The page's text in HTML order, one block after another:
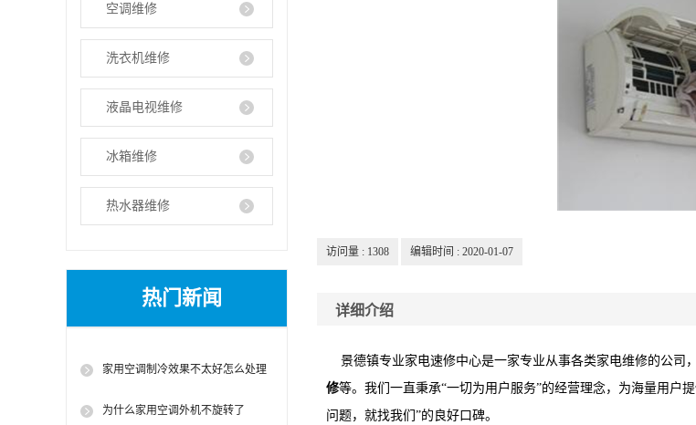
空调维修
洗衣机维修
液晶电视维修
冰箱维修
热水器维修
热门新闻
家用空调制冷效果不太好怎么处理
为什么家用空调外机不旋转了
访问量 : 1308 编辑时间 : 2020-01-07
详细介绍
景德镇专业家电速修中心是一家专业从事各类家电维修的公司
修等。我们一直秉承“一切为用户服务”的经营理念，为海量用户
问题，就找我们”的良好口碑。